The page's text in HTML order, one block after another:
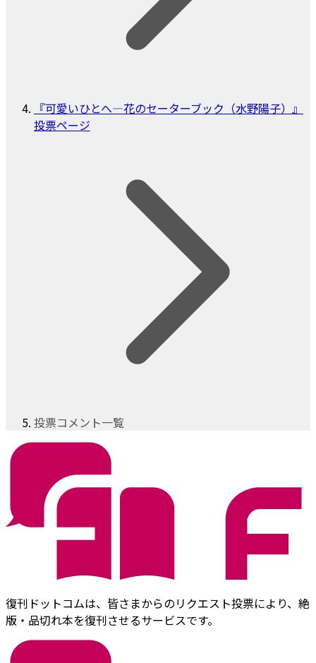
『可愛いひとへ―花のセーターブック（水野陽子）』
投票ページ
投票コメント一覧
復刊ドットコムは、皆さまからのリクエスト投票により、絶
版・品切れ本を復刊させるサービスです。